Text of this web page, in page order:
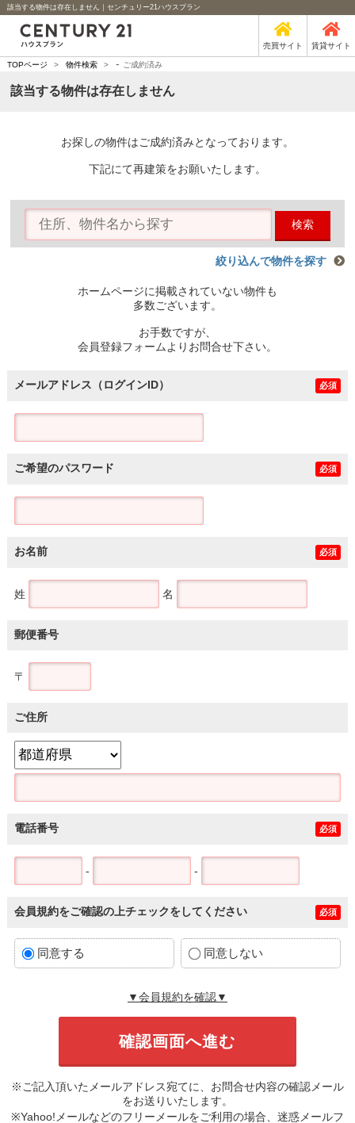
該当する物件は存在しません｜センチュリー21ハウスプラン
売買サイト 賃貸サイト
TOPページ > 物件検索 > - ご成約済み
該当する物件は存在しません
お探しの物件はご成約済みとなっております。
下記にて再建策をお願いたします。
検索
絞り込んで物件を探す
ホームページに掲載されていない物件も
多数ございます。
お手数ですが、
会員登録フォームよりお問合せ下さい。
メールアドレス（ログインID） 必須
ご希望のパスワード 必須
お名前 必須
姓 名
郵便番号
〒
ご住所
電話番号 必須
- -
会員規約をご確認の上チェックをしてください 必須
同意する 同意しない
▼会員規約を確認▼
※ご記入頂いたメールアドレス宛てに、お問合せ内容の確認メール
をお送りいたします。
※Yahoo!メールなどのフリーメールをご利用の場合、迷惑メールフ